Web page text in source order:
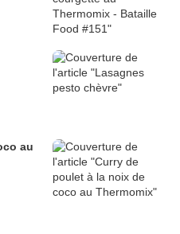
au